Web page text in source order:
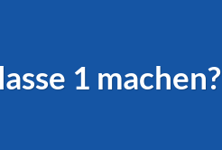
1 machen?